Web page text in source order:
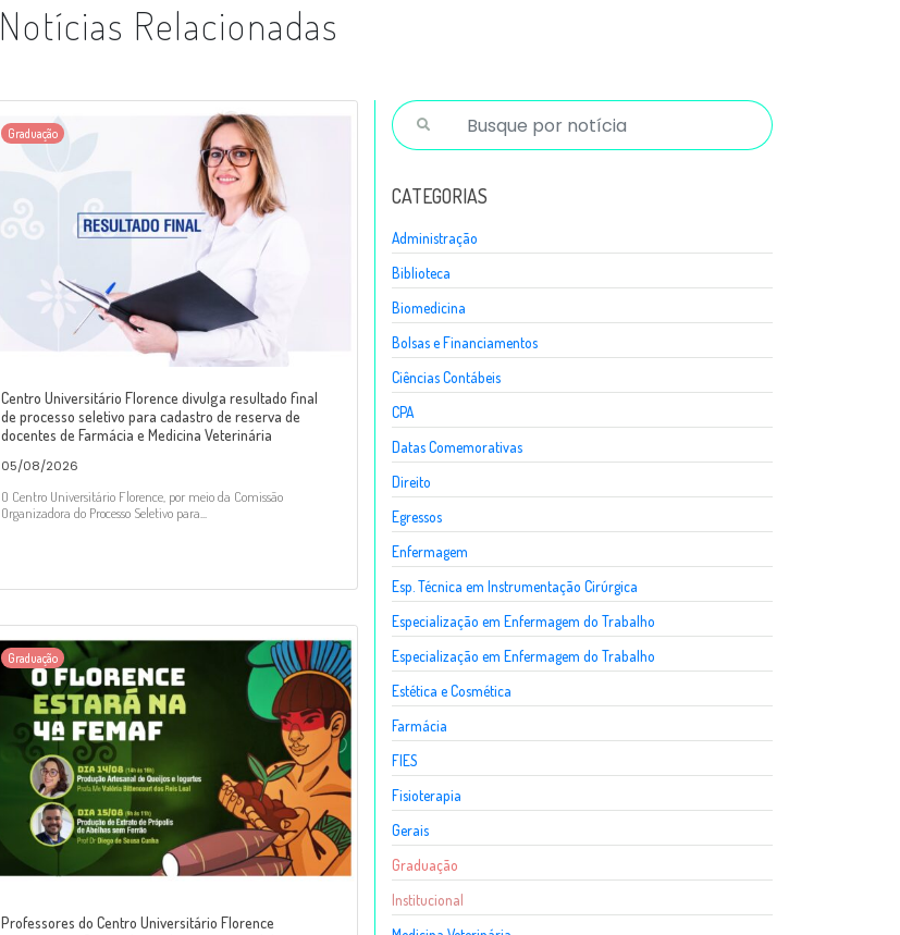
Notícias Relacionadas
Graduação
Centro Universitário Florence divulga resultado final
de processo seletivo para cadastro de reserva de
docentes de Farmácia e Medicina Veterinária
05/08/2026
O Centro Universitário Florence, por meio da Comissão
Organizadora do Processo Seletivo para...
Graduação
Professores do Centro Universitário Florence
CATEGORIAS
Administração
Biblioteca
Biomedicina
Bolsas e Financiamentos
Ciências Contábeis
CPA
Datas Comemorativas
Direito
Egressos
Enfermagem
Esp. Técnica em Instrumentação Cirúrgica
Especialização em Enfermagem do Trabalho
Especialização em Enfermagem do Trabalho
Estética e Cosmética
Farmácia
FIES
Fisioterapia
Gerais
Graduação
Institucional